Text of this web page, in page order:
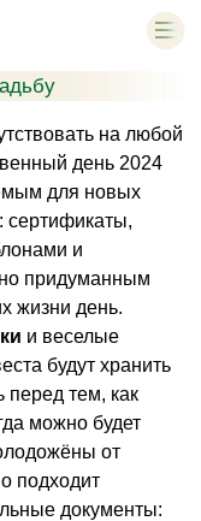
на любой
день 2024
для новых
и
придуманным
жизни день.
и веселые
будут хранить
перед тем, как
можно будет
от
подходит
документы: